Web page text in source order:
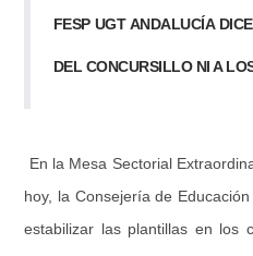
FESP UGT ANDALUCÍA
DEL CONCURSILLO NI A
En la Mesa Sectorial
hoy, la Consejería de
estabilizar las plantillas en los